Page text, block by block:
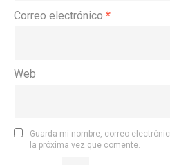
Correo electrónico *
Web
Guarda mi nombre, correo
la próxima vez que comente.